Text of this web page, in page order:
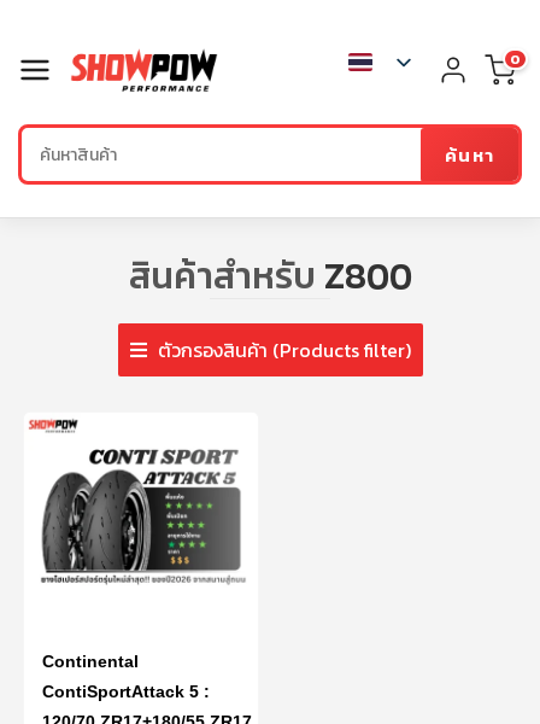
ค้นหา
0
สินค้าสำหรับ Z800
ตัวกรองสินค้า (Products filter)
Continental
ContiSportAttack 5 :